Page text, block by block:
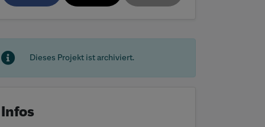
Dieses Projekt ist archiviert.
Infos